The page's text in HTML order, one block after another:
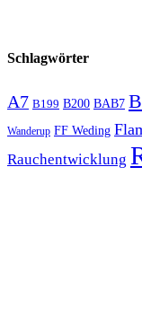
Schlagwörter
A7 B199 B200 BAB7
Wanderup FF Weding
Rauchentwicklung